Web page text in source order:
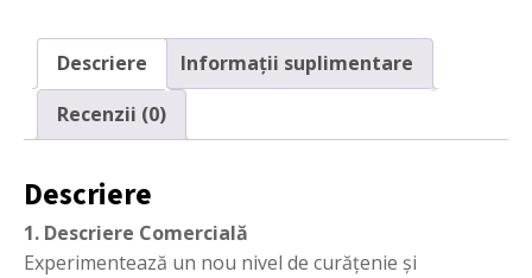
Frische
450ml
Descriere
Informații suplimentare
Recenzii (0)
Descriere
1. Descriere Comercială
Experimentează un nou nivel de curățenie și